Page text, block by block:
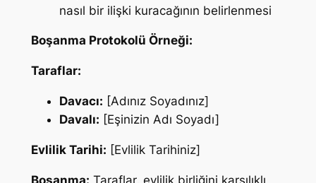
nasıl bir ilişki kuracağının belirlenmesi
Boşanma Protokolü Örneği:
Taraflar:
Davacı: [Adınız Soyadınız]
Davalı: [Eşinizin Adı Soyadı]
Evlilik Tarihi: [Evlilik Tarihiniz]
Boşanma: Taraflar, evlilik birliğini karşılıklı